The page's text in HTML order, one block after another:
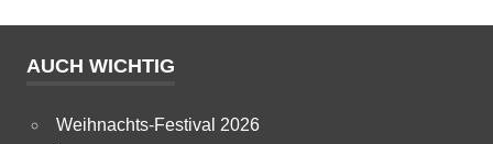
AUCH WICHTIG
Weihnachts-Festival 2026